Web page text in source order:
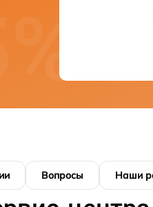
Вопросы Наши